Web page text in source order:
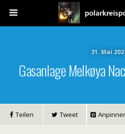
31. Mai
Gasanlage Melkøya
Teilen Tweet